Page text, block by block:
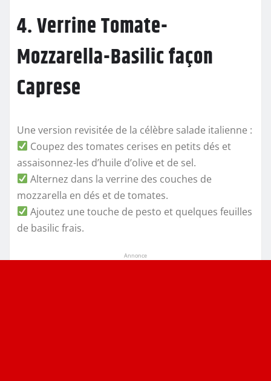
4. Verrine Tomate-
Mozzarella-Basilic façon
Caprese
Une version revisitée de la célèbre salade italienne :
Coupez des tomates cerises en petits dés et
assaisonnez-les d’huile d’olive et de sel.
Alternez dans la verrine des couches de
mozzarella en dés et de tomates.
Ajoutez une touche de pesto et quelques feuilles
de basilic frais.
Annonce